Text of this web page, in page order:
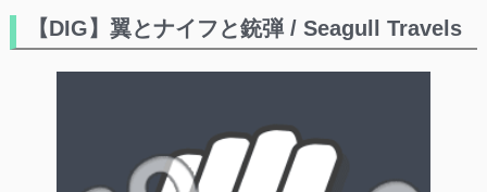
【DIG】翼とナイフと銃弾 / Seagull Travels